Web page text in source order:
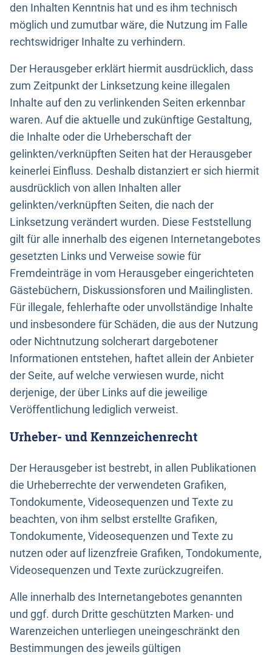
den Inhalten Kenntnis hat und es ihm technisch
möglich und zumutbar wäre, die Nutzung im Falle
rechtswidriger Inhalte zu verhindern.
Der Herausgeber erklärt hiermit ausdrücklich, dass
zum Zeitpunkt der Linksetzung keine illegalen
Inhalte auf den zu verlinkenden Seiten erkennbar
waren. Auf die aktuelle und zukünftige Gestaltung,
die Inhalte oder die Urheberschaft der
gelinkten/verknüpften Seiten hat der Herausgeber
keinerlei Einfluss. Deshalb distanziert er sich hiermit
ausdrücklich von allen Inhalten aller
gelinkten/verknüpften Seiten, die nach der
Linksetzung verändert wurden. Diese Feststellung
gilt für alle innerhalb des eigenen Internetangebotes
gesetzten Links und Verweise sowie für
Fremdeinträge in vom Herausgeber eingerichteten
Gästebüchern, Diskussionsforen und Mailinglisten.
Für illegale, fehlerhafte oder unvollständige Inhalte
und insbesondere für Schäden, die aus der Nutzung
oder Nichtnutzung solcherart dargebotener
Informationen entstehen, haftet allein der Anbieter
der Seite, auf welche verwiesen wurde, nicht
derjenige, der über Links auf die jeweilige
Veröffentlichung lediglich verweist.
Urheber- und Kennzeichenrecht
Der Herausgeber ist bestrebt, in allen Publikationen
die Urheberrechte der verwendeten Grafiken,
Tondokumente, Videosequenzen und Texte zu
beachten, von ihm selbst erstellte Grafiken,
Tondokumente, Videosequenzen und Texte zu
nutzen oder auf lizenzfreie Grafiken, Tondokumente,
Videosequenzen und Texte zurückzugreifen.
Alle innerhalb des Internetangebotes genannten
und ggf. durch Dritte geschützten Marken- und
Warenzeichen unterliegen uneingeschränkt den
Bestimmungen des jeweils gültigen